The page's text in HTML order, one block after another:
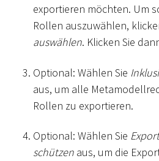
exportieren möchten. Um
Rollen auszuwählen,
auswählen. Klicken Sie
Optional: Wählen Sie
aus, um alle
Rollen zu exportieren.
Optional: Wählen Sie
schützen aus, um die